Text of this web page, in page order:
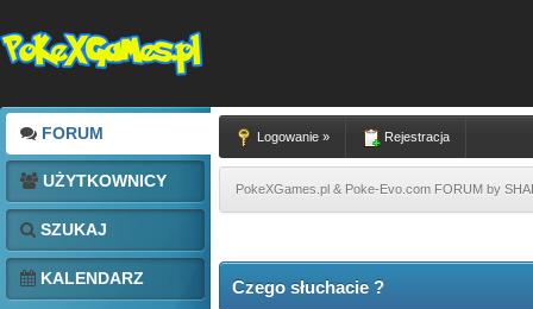
FORUM
UŻYTKOWNICY
SZUKAJ
KALENDARZ
Logowanie » Rejestracja
PokeXGames.pl & Poke-Evo.com FORUM by
Czego słuchacie ?